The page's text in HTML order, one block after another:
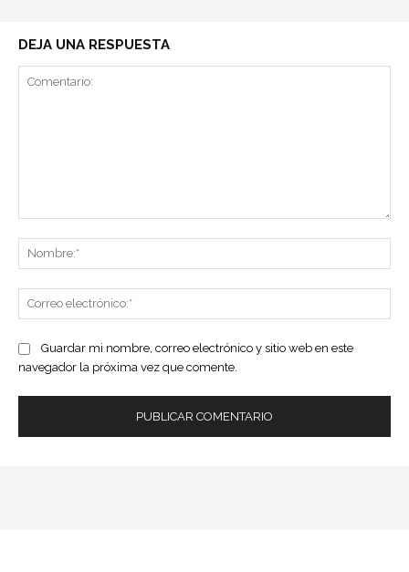
DEJA UNA RESPUESTA
Guardar mi nombre, correo electrónico y sitio web en este
navegador la próxima vez que comente.